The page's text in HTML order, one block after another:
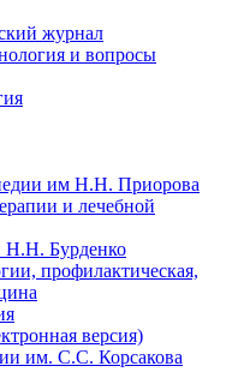
журнал
и вопросы
им Н.Н. Приорова
и лечебной
Н.Н. Бурденко
профилактическая,
версия)
им. С.С. Корсакова